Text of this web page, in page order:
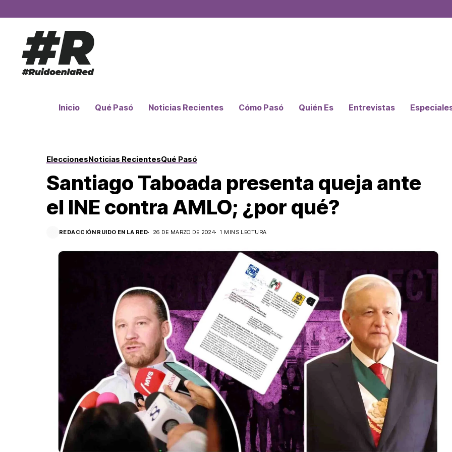
Inicio Qué Pasó Noticias Recientes Cómo Pasó Quién Es Entrevistas
EleccionesNoticias RecientesQué Pasó
Santiago Taboada presenta queja ante
el INE contra AMLO; ¿por qué?
REDACCIÓN RUIDO EN LA RED 26 DE MARZO DE 2024 1 MINS LECTURA